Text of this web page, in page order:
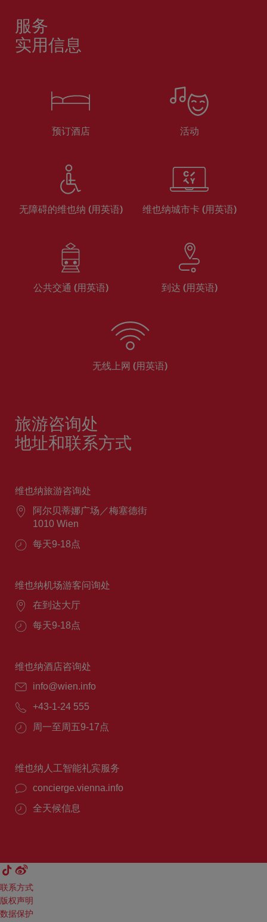
服务
实用信息
预订酒店 活动
无障碍的维也纳 (用英语) 维也纳城市卡 (用英语)
公共交通 (用英语) 到达 (用英语)
无线上网 (用英语)
旅游咨询处
地址和联系方式
维也纳旅游咨询处
阿尔贝蒂娜广场／梅塞德街
1010 Wien
每天9-18点
维也纳机场游客问询处
在到达大厅
每天9-18点
维也纳酒店咨询处
info@wien.info
+43-1-24 555
周一至周五9-17点
维也纳人工智能礼宾服务
concierge.vienna.info
全天候信息
联系方式
版权声明
数据保护